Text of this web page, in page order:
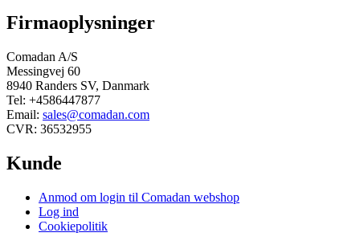
Firmaoplysninger
Comadan A/S
Messingvej 60
8940 Randers SV, Danmark
Tel: +4586447877
Email: sales@comadan.com
CVR: 36532955
Kunde
Main
Menu
Anmod om login til Comadan webshop
Log ind
Cookiepolitik